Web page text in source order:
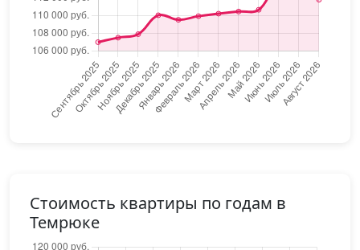
Стоимость квартиры по годам в
Темрюке